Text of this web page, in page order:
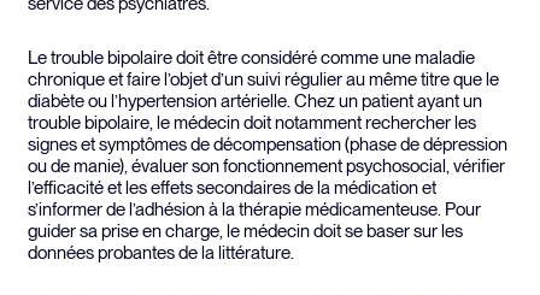
Le trouble bipolaire doit être considéré comme une maladie
chronique et faire l’objet d’un suivi régulier au même titre que le
diabète ou l’hypertension artérielle. Chez un patient ayant un
trouble bipolaire, le médecin doit notamment rechercher les
signes et symptômes de décompensation (phase de dépression
ou de manie), évaluer son fonctionnement psychosocial, vérifier
l’efficacité et les effets secondaires de la médication et
s’informer de l’adhésion à la thérapie médicamenteuse. Pour
guider sa prise en charge, le médecin doit se baser sur les
données probantes de la littérature.